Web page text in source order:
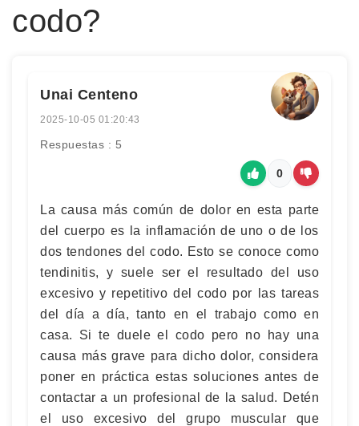
codo?
Unai Centeno
2025-10-05 01:20:43
Respuestas : 5
0
La causa más común de dolor en esta parte
del cuerpo es la inflamación de uno o de los
dos tendones del codo. Esto se conoce como
tendinitis, y suele ser el resultado del uso
excesivo y repetitivo del codo por las tareas
del día a día, tanto en el trabajo como en
casa. Si te duele el codo pero no hay una
causa más grave para dicho dolor, considera
poner en práctica estas soluciones antes de
contactar a un profesional de la salud. Detén
el uso excesivo del grupo muscular que